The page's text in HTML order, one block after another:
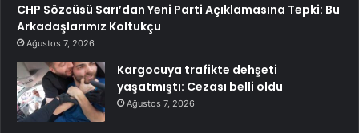
CHP Sözcüsü Sarı’dan Yeni Parti Açıklamasına Tepki: Bu
Arkadaşlarımız Koltukçu
Ağustos 7, 2026
Kargocuya trafikte dehşeti
yaşatmıştı: Cezası belli oldu
Ağustos 7, 2026